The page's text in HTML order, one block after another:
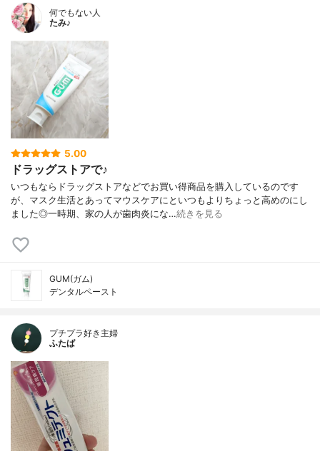
何でもない人
たみ♪
5.00
ドラッグストアで♪
いつもならドラッグストアなどでお買い得商品を購入しているのです
が、マスク生活とあってマウスケアにといつもよりちょっと高めのにし
ました◎一時期、家の人が歯肉炎にな…続きを見る
GUM(ガム)
デンタルペースト
プチプラ好き主婦
ふたば